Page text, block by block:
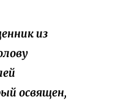
из
освящен,